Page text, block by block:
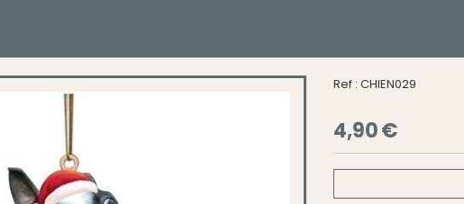
Ref : CHIEN029
4,90€